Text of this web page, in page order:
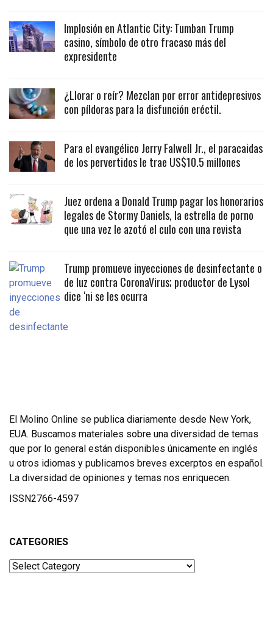
Implosión en Atlantic City: Tumban Trump
casino, símbolo de otro fracaso más del
expresidente
¿Llorar o reír? Mezclan por error antidepresivos
con píldoras para la disfunción eréctil.
Para el evangélico Jerry Falwell Jr., el paracaidas
de los pervertidos le trae US$10.5 millones
Juez ordena a Donald Trump pagar los honorarios
legales de Stormy Daniels, la estrella de porno
que una vez le azotó el culo con una revista
Trump promueve inyecciones de desinfectante o
de luz contra CoronaVirus; productor de Lysol
dice ‘ni se les ocurra
El Molino Online se publica diariamente desde New York,
EUA. Buscamos materiales sobre una diversidad de temas
que por lo general están disponibles únicamente en inglés
u otros idiomas y publicamos breves excerptos en español.
La diversidad de opiniones y temas nos enriquecen.
ISSN2766-4597
CATEGORIES
Categories